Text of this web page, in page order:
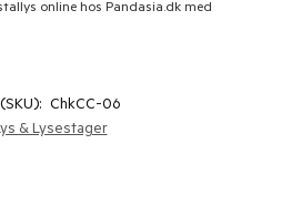
online hos Pandasia.dk med
ChkCC-06
& Lysestager